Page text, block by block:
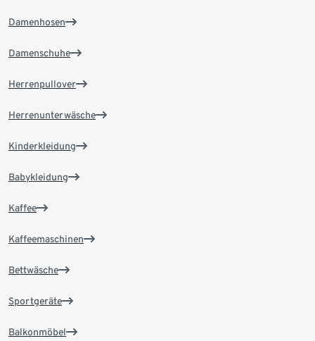
Damenhosen
Damenschuhe
Herrenpullover
Herrenunterwäsche
Kinderkleidung
Babykleidung
Kaffee
Kaffeemaschinen
Bettwäsche
Sportgeräte
Balkonmöbel